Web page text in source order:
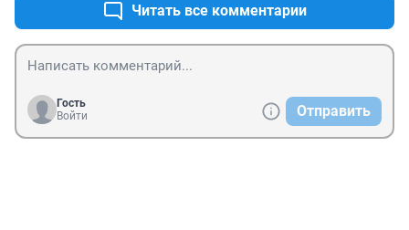
Читать все комментарии
Гость
Войти
Отправить